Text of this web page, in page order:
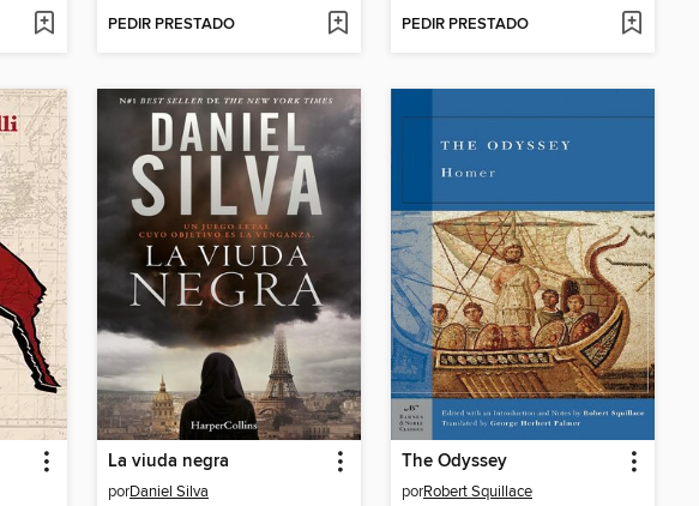
PEDIR PRESTADO PEDIR PRESTADO
La viuda negra
porDaniel Silva
The Odyssey
porRobert Squillace